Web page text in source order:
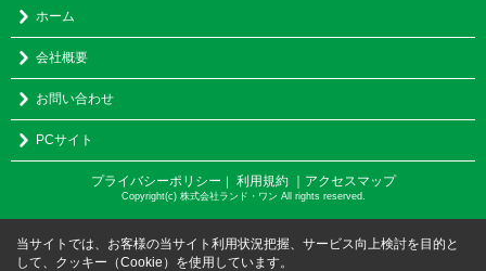
ホーム
会社概要
お問い合わせ
PCサイト
プライバシーポリシー 利用規約 ｜アクセスマップ
Copyright(c) 株式会社ランド・ワン All rights reserved.
当サイトでは、お客様の当サイト利用状況把握、サービス向上検討を目的と
して、クッキー（Cookie）を使用しています。